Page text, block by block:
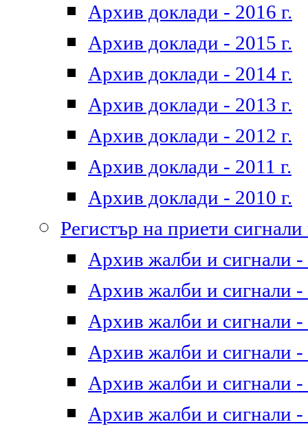
Архив доклади - 2016 г.
Архив доклади - 2015 г.
Архив доклади - 2014 г.
Архив доклади - 2013 г.
Архив доклади - 2012 г.
Архив доклади - 2011 г.
Архив доклади - 2010 г.
Регистър на приети
Архив жалби и сигнали -
Архив жалби и сигнали -
Архив жалби и сигнали -
Архив жалби и сигнали -
Архив жалби и сигнали -
Архив жалби и сигнали -